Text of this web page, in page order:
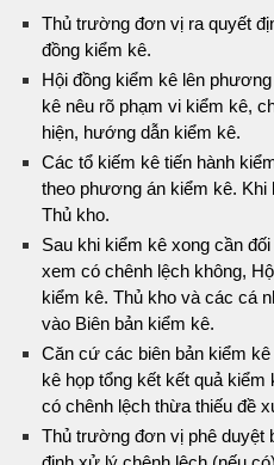
Thủ trường đơn vị ra quyết
đồng kiểm kê.
Hội đồng kiểm kê lên
kê nêu rõ phạm vi kiểm kê,
hiện, hướng dẫn kiểm kê.
Các tổ kiếm kê tiến hành
theo phương án kiểm kê.
Thủ kho.
Sau khi kiểm kê xong cần
xem có chênh lệch không,
kiểm kê. Thủ kho và các cá
vào Biên bản kiểm kê.
Căn cứ các biên bản kiểm
kê họp tổng kết kết quả
có chênh lệch thừa thiếu đề
Thủ trường đơn vị phê duyệt